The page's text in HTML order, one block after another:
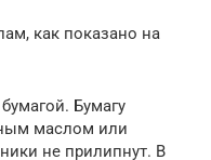
как показано на
Бумагу
маслом или
не прилипнут. В